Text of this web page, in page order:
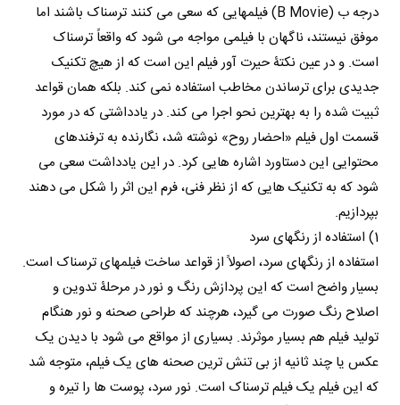
درجه ب (B Movie) فیلمهایی که سعی می کنند ترسناک باشند اما
موفق نیستند، ناگهان با فیلمی مواجه می شود که واقعاً ترسناک
است. و در عین نکتۀ حیرت آور فیلم این است که از هیچ تکنیک
جدیدی برای ترساندن مخاطب استفاده نمی کند. بلکه همان قواعد
ثبیت شده را به بهترین نحو اجرا می کند. در یادداشتی که در مورد
قسمت اول فیلم «احضار روح» نوشته شد، نگارنده به ترفندهای
محتوایی این دستاورد اشاره هایی کرد. در این یادداشت سعی می
شود که به تکنیک هایی که از نظر فنی، فرم این اثر را شکل می دهند
بپردازیم.
1) استفاده از رنگهای سرد
استفاده از رنگهای سرد، اصولاً از قواعد ساخت فیلمهای ترسناک است.
بسیار واضح است که این پردازش رنگ و نور در مرحلۀ تدوین و
اصلاح رنگ صورت می گیرد، هرچند که طراحی صحنه و نور هنگام
تولید فیلم هم بسیار موثرند. بسیاری از مواقع می شود با دیدن یک
عکس یا چند ثانیه از بی تنش ترین صحنه های یک فیلم، متوجه شد
که این فیلم یک فیلم ترسناک است. نور سرد، پوست ها را تیره و